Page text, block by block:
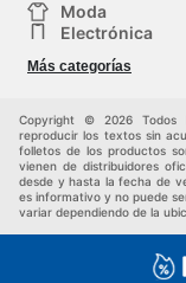
Moda
Electrónica
Deporte
Juguetes y
Más categorías
Copyright © 2026 Todos
reproducir los textos sin
folletos de los productos
vienen de distribuidores
desde y hasta la fecha de
es informativo y no puede
variar dependiendo de la